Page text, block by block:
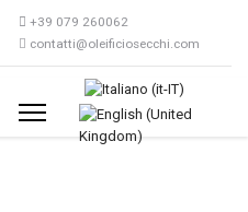
+39 079 260062
contatti@oleificiosecchi.com
Seleziona la tua lingua